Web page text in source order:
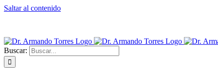
Saltar al contenido
Buscar: